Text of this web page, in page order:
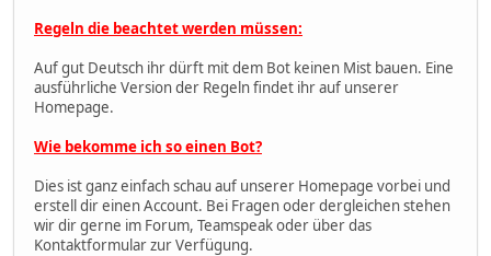
Regeln die beachtet werden müssen:
Auf gut Deutsch ihr dürft mit dem Bot keinen Mist bauen. Eine
ausführliche Version der Regeln findet ihr auf unserer
Homepage.
Wie bekomme ich so einen Bot?
Dies ist ganz einfach schau auf unserer Homepage vorbei und
erstell dir einen Account. Bei Fragen oder dergleichen stehen
wir dir gerne im Forum, Teamspeak oder über das
Kontaktformular zur Verfügung.